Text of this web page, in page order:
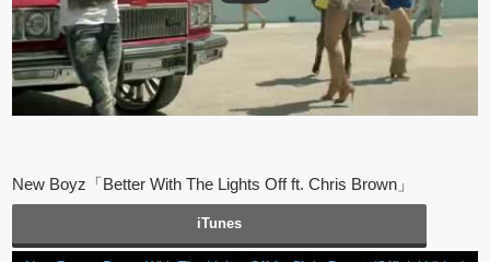
New Boyz「Better With The Lights Off ft. Chris Brown」
iTunes